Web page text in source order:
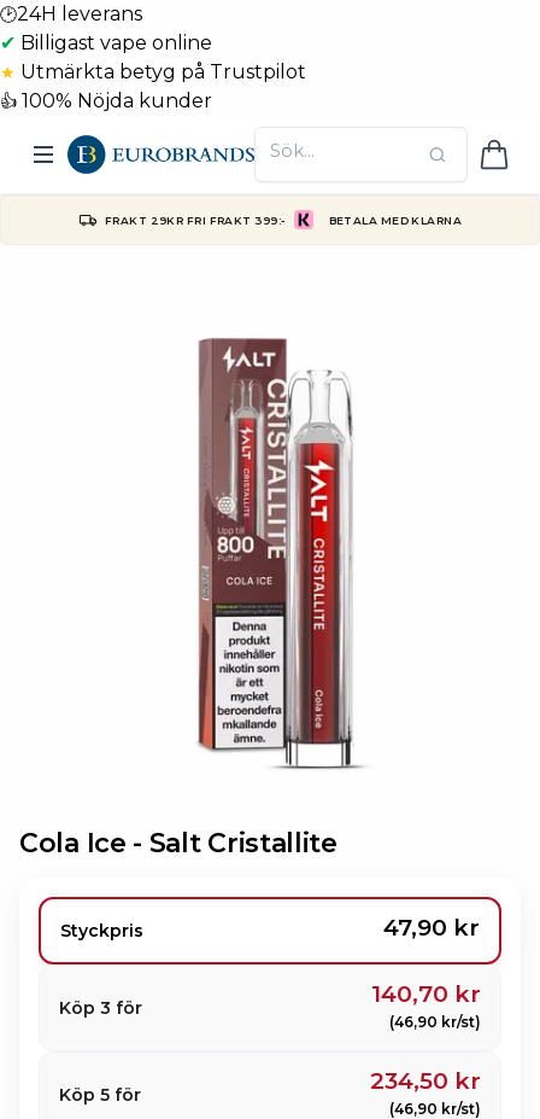
🕑24H leverans
✔ Billigast vape online
★ Utmärkta betyg på Trustpilot
👍 100% Nöjda kunder
FRAKT 29KR FRI FRAKT 399:- BETALA MED KLARNA
Cola Ice - Salt Cristallite
Styckpris 47,90 kr
Köp 3 för 140,70 kr
(46,90 kr/st)
Köp 5 för 234,50 kr
(46,90 kr/st)